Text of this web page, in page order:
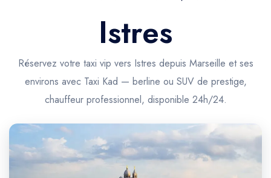
Trajet Gare SNCF
Trajet Port croisière
Trajet Séminaire
Trajet Longue Distance
Actualités & évènements
Contactez-nous
Istres
Réservez votre taxi vip vers Istres depuis Marseille et ses
environs avec Taxi Kad — berline ou SUV de prestige,
chauffeur professionnel, disponible 24h/24.